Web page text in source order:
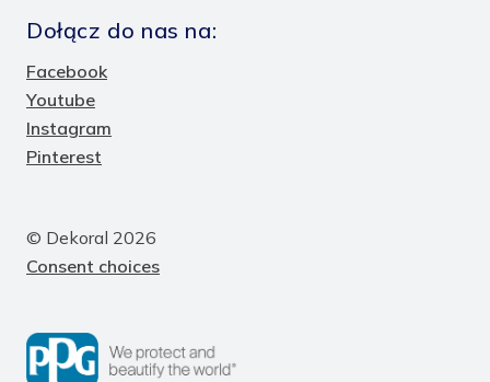
Dołącz do nas na:
Facebook
Youtube
Instagram
Pinterest
© Dekoral 2026
Consent choices